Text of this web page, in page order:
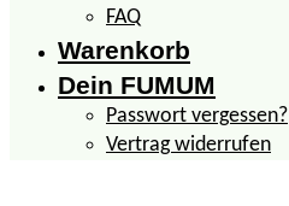
FAQ
Warenkorb
Dein FUMUM
Passwort vergessen?
Vertrag widerrufen